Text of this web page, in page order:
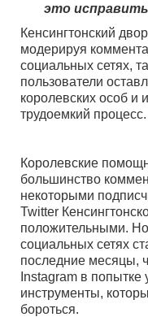
это исправить
Кенсингтонский
модерируя
социальных сетях,
пользователи
королевских особ и
трудоемкий процесс.
Королевские
большинство
некоторыми
Twitter
положительными.
социальных сетях
последние месяцы,
Instagram в
инструменты,
бороться.